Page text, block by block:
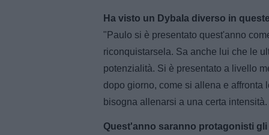
Ha visto un Dybala diverso in
"Paulo si è presentato quest'anno
riconquistarsela. Sa anche lui che le
potenzialità. Si è presentato a livello
dopo giorno, come si allena e affronta
bisogna allenarsi a una certa
Quest'anno saranno protagonisti